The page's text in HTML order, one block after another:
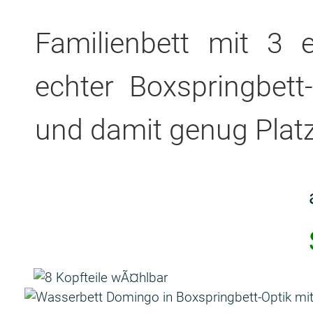
Familienbett mit 3
echter
und damit genug